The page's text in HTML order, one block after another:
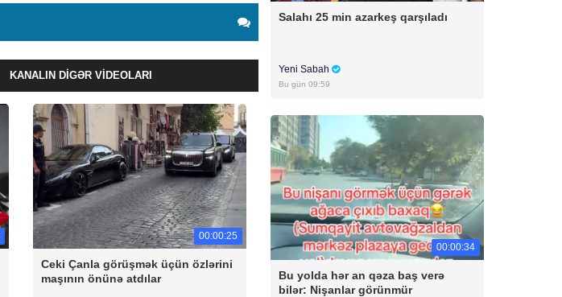
KANALIN DIGƏR VIDEOLARI
00:00:25
Ceki Çanla görüşmək üçün özlərini
maşının önünə atdılar
Salahı 25 min azarkeş qarşıladı
Yeni Sabah
Bu gün 09:59
00:00:34
Bu yolda hər an qəza baş verə
bilər: Nişanlar görünmür